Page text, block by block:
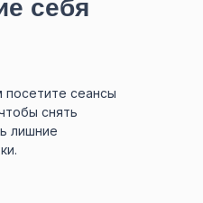
себя
сеансы
снять
лишние